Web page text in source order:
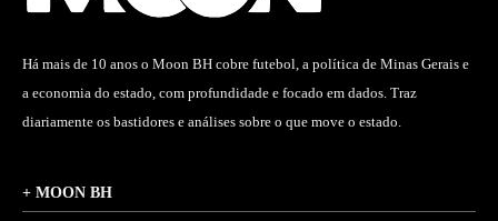
Há mais de 10 anos o Moon BH cobre futebol, a política de Minas Gerais e
a economia do estado, com profundidade e focado em dados. Traz
diariamente os bastidores e análises sobre o que move o estado.
+ MOON BH